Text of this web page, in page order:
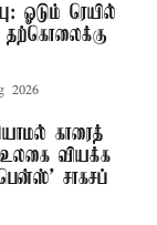
ஓடும் ரெயில்
2026
காரைத்
உலகை வியக்க
சாகசப்